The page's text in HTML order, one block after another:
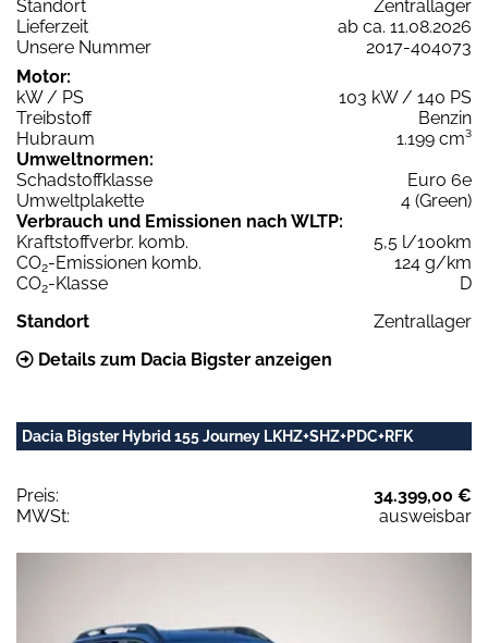
Standort
Zentrallager
Lieferzeit
ab ca. 11.08.2026
Unsere Nummer
2017-404073
Motor:
kW / PS
103 kW / 140 PS
Treibstoff
Benzin
Hubraum
1.199 cm³
Umweltnormen:
Schadstoffklasse
Euro 6e
Umweltplakette
4 (Green)
Verbrauch und Emissionen nach WLTP:
Kraftstoffverbr. komb.
5,5 l/100km
CO2-Emissionen komb.
124 g/km
CO2-Klasse
D
Standort
Zentrallager
Details zum Dacia Bigster anzeigen
Dacia Bigster Hybrid 155 Journey LKHZ+SHZ+PDC+RFK
Preis:
34.399,00 €
MWSt:
ausweisbar